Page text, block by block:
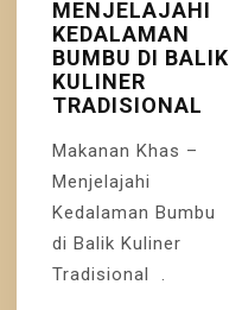
MENJELAJAHI
KEDALAMAN
BUMBU DI BALIK
KULINER
TRADISIONAL
Makanan Khas –
Menjelajahi
Kedalaman Bumbu
di Balik Kuliner
Tradisional .